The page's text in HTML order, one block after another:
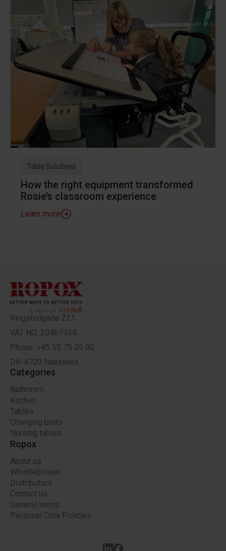
Table Solutions
How the right equipment transformed
Rosie’s classroom experience
Learn more
Ringstedgade 221
VAT NO: 20461934
Phone: +45 55 75 05 00
DK-4700 Naestved
Categories
Bathroom
Kitchen
Tables
Changing beds
Nursing tables
Ropox
About us
Whistleblower
Distributors
Contact us
General terms
Personal Data Policies